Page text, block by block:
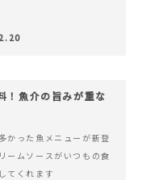
！魚介の旨みが重な
かった魚メニューが新登
ームソースがいつもの食
てくれます